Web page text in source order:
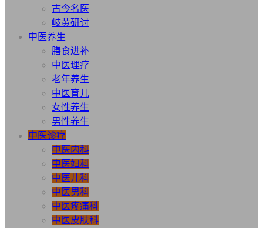
古今名医
岐黄研讨
中医养生
膳食进补
中医理疗
老年养生
中医育儿
女性养生
男性养生
中医诊疗
中医内科
中医妇科
中医儿科
中医男科
中医疼痛科
中医皮肤科